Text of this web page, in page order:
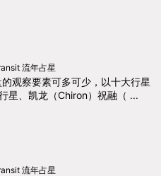
流年占星
观察要素可多可少，以十大行星
星、凯龙（Chiron）祝融（ ...
流年占星